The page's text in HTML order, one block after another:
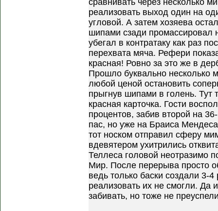
сравнивать через несколько
реализовать выход один на
угловой. А затем хозяева
шипами сзади промассировал
убегал в контратаку как раз
перехвата мяча. Рефери
красная! Ровно за это же в
Прошло буквально несколько
любой ценой остановить
прыгнув шипами в голень.
красная карточка. Гости
процентов, забив второй на
пас, но уже на Браиса
тот носком отправил сферу
вдевятером ухитрились
Теллеса головой неотразимо
Мир. После перерыва просто
ведь только баски создали 3-
реализовать их не смогли. Да
забивать, но тоже не